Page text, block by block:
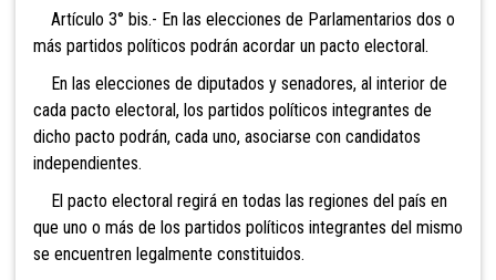
Artículo 3° bis.- En las elecciones de Parlamentarios dos o
más partidos políticos podrán acordar un pacto electoral.
En las elecciones de diputados y senadores, al interior de
cada pacto electoral, los partidos políticos integrantes de
dicho pacto podrán, cada uno, asociarse con candidatos
independientes.
El pacto electoral regirá en todas las regiones del país en
que uno o más de los partidos políticos integrantes del mismo
se encuentren legalmente constituidos.